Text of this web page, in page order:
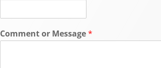
Comment or Message*